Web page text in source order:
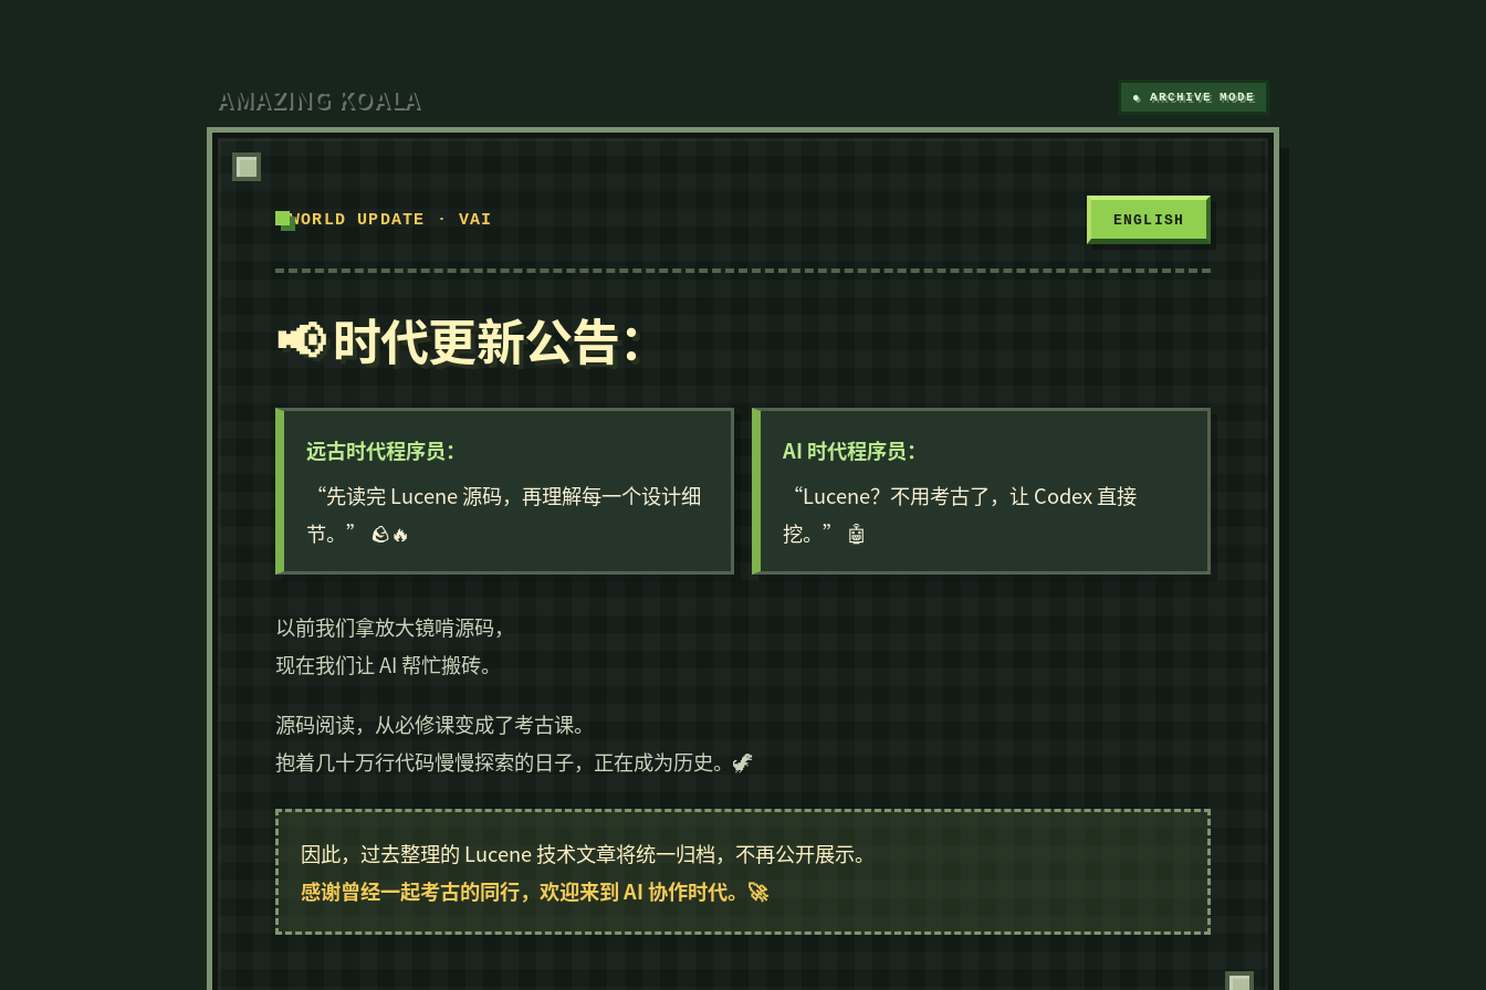
AMAZING KOALA ● ARCHIVE MODE
WORLD UPDATE · VAI ENGLISH
📢 时代更新公告：
远古时代程序员：
“先读完 Lucene 源码，再理解每一个设计细
节。” 🪨🔥
AI 时代程序员：
“Lucene？不用考古了，让 Codex 直接
挖。” 🤖
以前我们拿放大镜啃源码，
现在我们让 AI 帮忙搬砖。
源码阅读，从必修课变成了考古课。
抱着几十万行代码慢慢探索的日子，正在成为历史。🦖
因此，过去整理的 Lucene 技术文章将统一归档，不再公开展示。
感谢曾经一起考古的同行，欢迎来到 AI 协作时代。🚀